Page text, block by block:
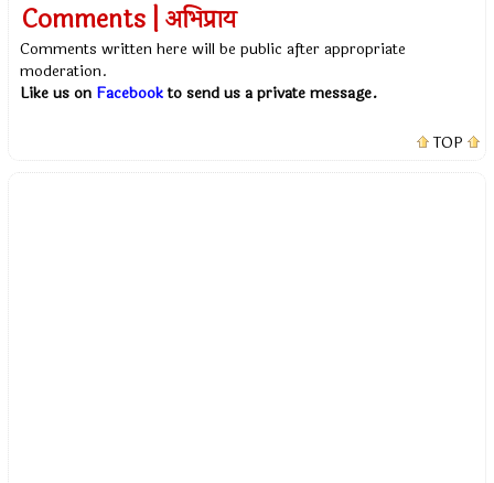
Comments | अभिप्राय
Comments written here will be public after appropriate
moderation.
Like us on Facebookto send us a private message.
TOP